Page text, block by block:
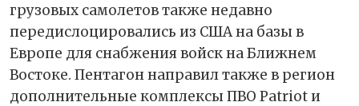
грузовых самолетов также недавно
передислоцировались из США на базы в
Европе для снабжения войск на Ближнем
Востоке. Пентагон направил также в регион
дополнительные комплексы ПВО Patriot и